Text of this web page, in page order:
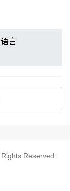
言
Rights Reserved.